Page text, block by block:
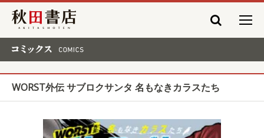
秋田書店
WORST外伝 サブロクサンタ 名もなきカラスたち